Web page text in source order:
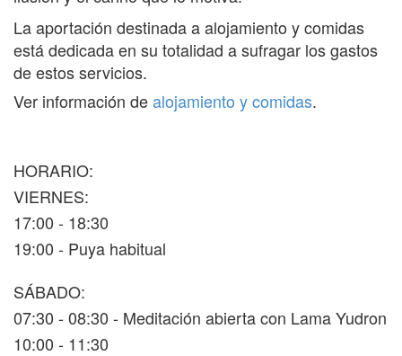
La aportación destinada a alojamiento y comidas
está dedicada en su totalidad a sufragar los gastos
de estos servicios.
Ver información dealojamiento y comidas.
HORARIO:
VIERNES:
17:00 - 18:30
19:00 - Puya habitual
SÁBADO:
07:30 - 08:30 - Meditación abierta con Lama Yudron
10:00 - 11:30